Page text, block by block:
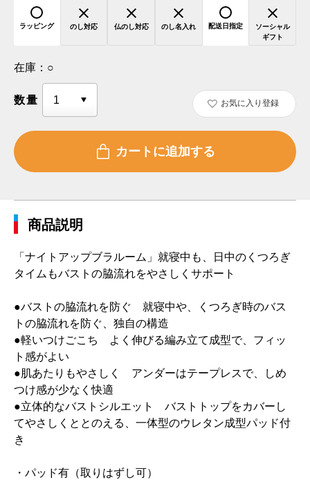
ラッピング のし対応 仏のし対応 のし名入れ 配送日指定
ソーシャル
ギフト
在庫： ○
数量 お気に入り登録
商品説明
「ナイトアップブラルーム」就寝中も、日中のくつろぎ
タイムもバストの脇流れをやさしくサポート
●バストの脇流れを防ぐ 就寝中や、くつろぎ時のバス
トの脇流れを防ぐ、独自の構造
●軽いつけごこち よく伸びる編み立て成型で、フィッ
ト感がよい
●肌あたりもやさしく アンダーはテープレスで、しめ
つけ感が少なく快適
●立体的なバストシルエット バストトップをカバーし
てやさしくととのえる、一体型のウレタン成型パッド付
き
・パッド有（取りはずし可）